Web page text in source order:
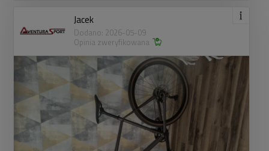
Jacek
Dodano: 2026-05-09
Opinia zweryfikowana